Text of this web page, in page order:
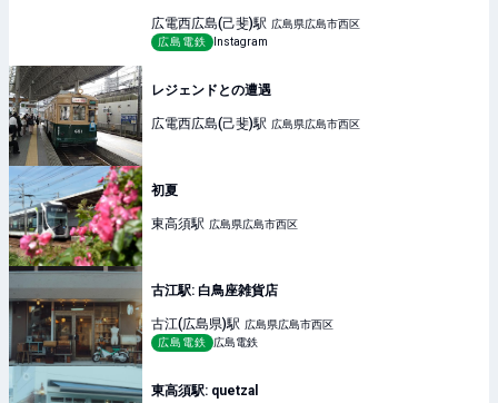
広電西広島(己斐)駅 広島県広島市西区
広島電鉄
Instagram
レジェンドとの遭遇
広電西広島(己斐)駅 広島県広島市西区
初夏
東高須駅 広島県広島市西区
古江駅: 白鳥座雑貨店
古江(広島県)駅 広島県広島市西区
広島電鉄
広島電鉄
東高須駅: quetzal